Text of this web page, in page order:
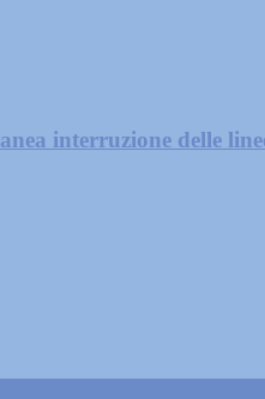
interruzione delle